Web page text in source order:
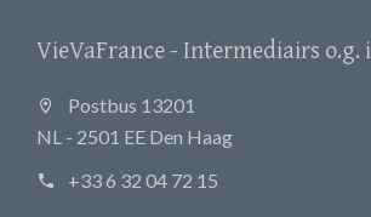
VieVaFrance - Intermediairs
Postbus 13201
NL - 2501 EE Den Haag
+33 6 32 04 72 15